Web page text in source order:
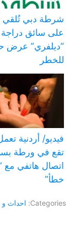
شرطة دبي تُلقي
على سائق دراجة
“ديلفري” عرض
للخطر
فيديو/ أردنية
تقع في ورطة
اتصال هاتفي مع
خطأ”
Categories: احداث و